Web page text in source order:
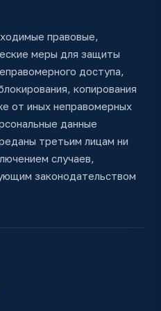
правовые,
меры для защиты
доступа,
копирования
от иных неправомерных
данные
третьим лицам ни
случаев,
законодательством